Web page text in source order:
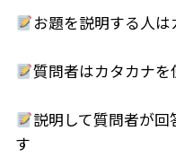
お題を説明する人
質問者はカタカナ
説明して質問者が
す